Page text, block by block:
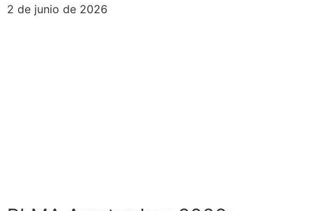
2 de junio de 2026